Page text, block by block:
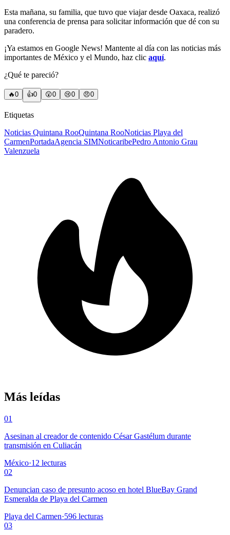
Esta mañana, su familia, que tuvo que viajar desde Oaxaca, realizó
una conferencia de prensa para solicitar información que dé con su
paradero.
¡Ya estamos en Google News! Mantente al día con las noticias más
importantes de México y el Mundo, haz clic aquí.
¿Qué te pareció?
🔥0 👍0 😲0 😢0 😠0
Etiquetas
Noticias Quintana RooQuintana RooNoticias Playa del
CarmenPortadaAgencia SIMNoticaribePedro Antonio Grau
Valenzuela
Más leídas
01
Asesinan al creador de contenido César Gastélum durante
transmisión en Culiacán
México·12 lecturas
02
Denuncian caso de presunto acoso en hotel BlueBay Grand
Esmeralda de Playa del Carmen
Playa del Carmen·596 lecturas
03